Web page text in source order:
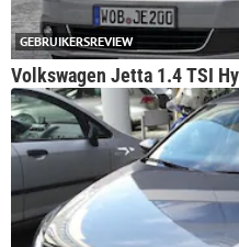
GEBRUIKERSREVIEW
Volkswagen Jetta 1.4 TSI